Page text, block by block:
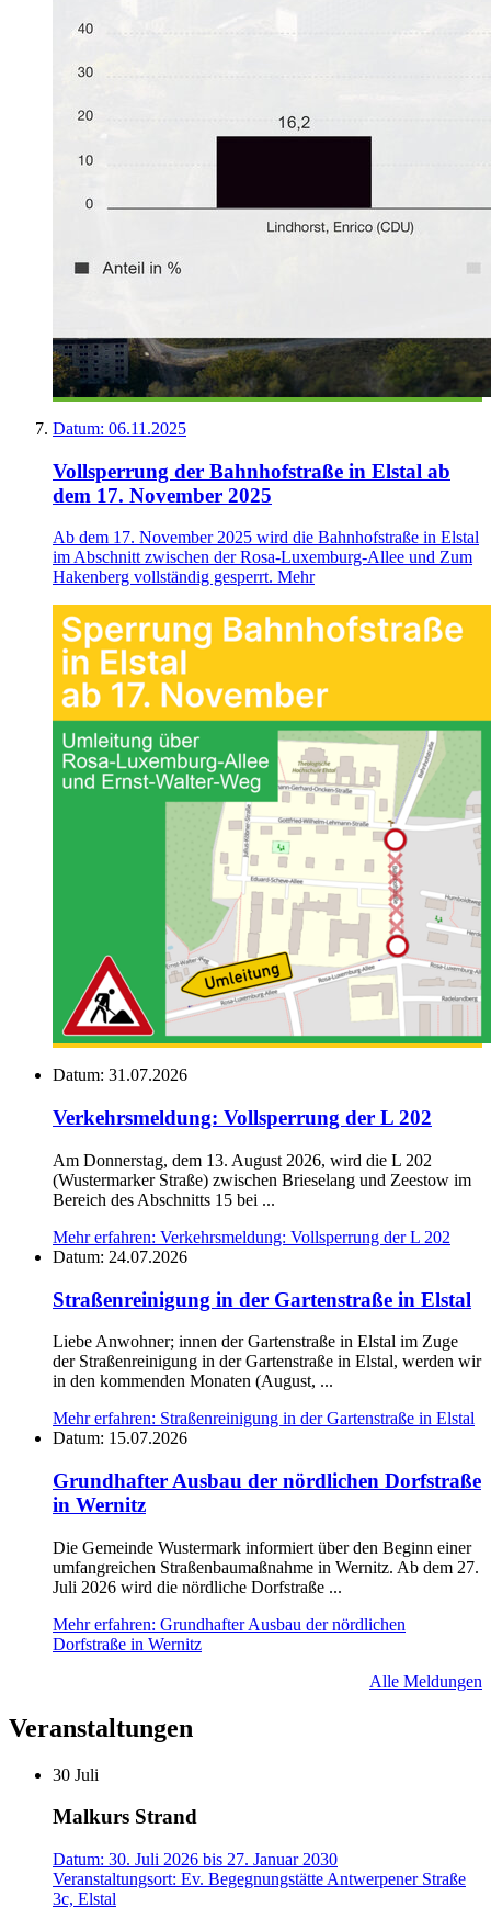
Datum: 06.11.2025
Vollsperrung der Bahnhofstraße in Elstal ab
dem 17. November 2025
Ab dem 17. November 2025 wird die Bahnhofstraße in Elstal
im Abschnitt zwischen der Rosa-Luxemburg-Allee und Zum
Hakenberg vollständig gesperrt. Mehr
Datum: 31.07.2026
Verkehrsmeldung: Vollsperrung der L 202
Am Donnerstag, dem 13. August 2026, wird die L 202
(Wustermarker Straße) zwischen Brieselang und Zeestow im
Bereich des Abschnitts 15 bei ...
Mehr erfahren: Verkehrsmeldung: Vollsperrung der L 202
Datum: 24.07.2026
Straßenreinigung in der Gartenstraße in Elstal
Liebe Anwohner; innen der Gartenstraße in Elstal im Zuge
der Straßenreinigung in der Gartenstraße in Elstal, werden wir
in den kommenden Monaten (August, ...
Mehr erfahren: Straßenreinigung in der Gartenstraße in Elstal
Datum: 15.07.2026
Grundhafter Ausbau der nördlichen Dorfstraße
in Wernitz
Die Gemeinde Wustermark informiert über den Beginn einer
umfangreichen Straßenbaumaßnahme in Wernitz. Ab dem 27.
Juli 2026 wird die nördliche Dorfstraße ...
Mehr erfahren: Grundhafter Ausbau der nördlichen
Dorfstraße in Wernitz
Alle Meldungen
Veranstaltungen
30 Juli
Malkurs Strand
Datum: 30. Juli 2026 bis 27. Januar 2030
Veranstaltungsort: Ev. Begegnungstätte Antwerpener Straße
3c, Elstal